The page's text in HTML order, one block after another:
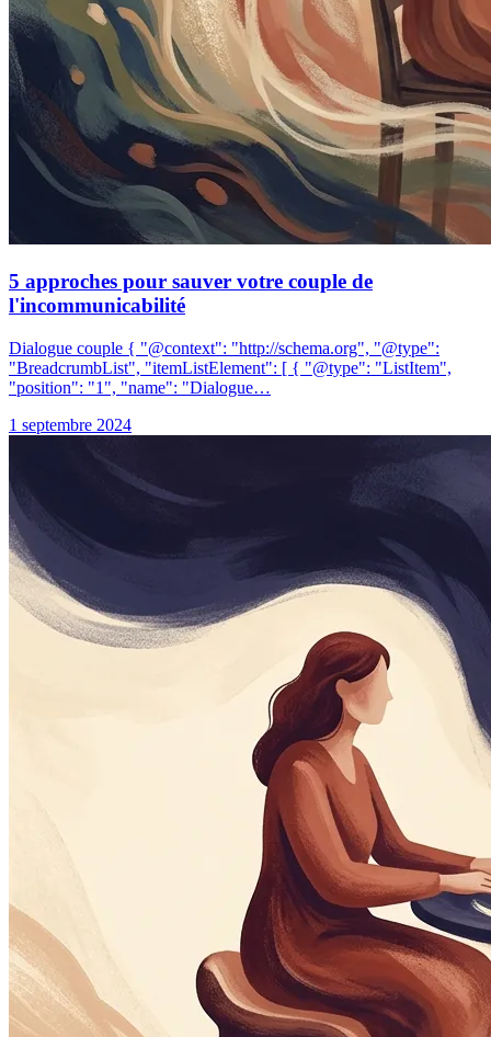
5 approches pour sauver votre couple de
l'incommunicabilité
Dialogue couple { "@context": "http://schema.org", "@type":
"BreadcrumbList", "itemListElement": [ { "@type": "ListItem",
"position": "1", "name": "Dialogue…
1 septembre 2024